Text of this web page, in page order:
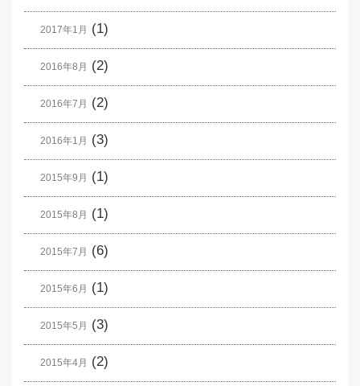
2017年1月 (1)
2016年8月 (2)
2016年7月 (2)
2016年1月 (3)
2015年9月 (1)
2015年8月 (1)
2015年7月 (6)
2015年6月 (1)
2015年5月 (3)
2015年4月 (2)